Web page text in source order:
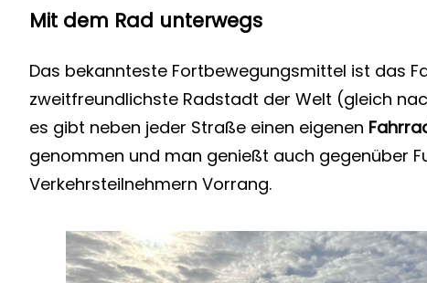
Mit dem Rad unterwegs
Das bekannteste Fortbewegungsmittel ist das
zweitfreundlichste Radstadt der Welt (gleich
es gibt neben jeder Straße einen eigenen
genommen und man genießt auch gegenüber
Verkehrsteilnehmern Vorrang.